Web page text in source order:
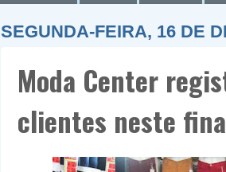
SEGUNDA-FEIRA, 16 DE
Moda Center
clientes neste